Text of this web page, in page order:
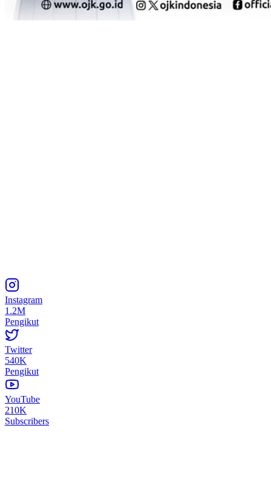
Instagram
1.2M
Pengikut
Twitter
540K
Pengikut
YouTube
210K
Subscribers